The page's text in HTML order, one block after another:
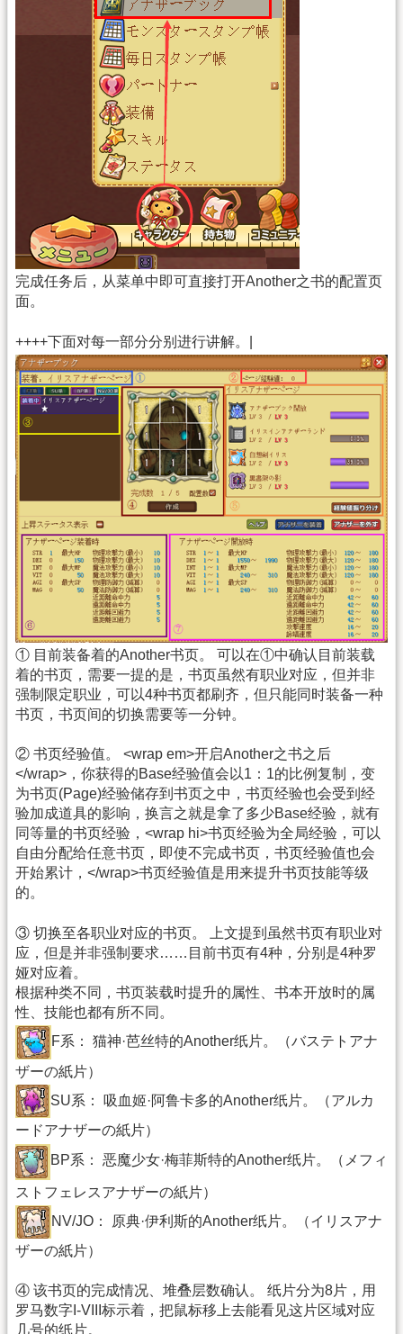
完成任务后，从菜单中即可直接打开Another之书的配置页
面。
++++下面对每一部分分别进行讲解。|
① 目前装备着的Another书页。 可以在①中确认目前装载
着的书页，需要一提的是，书页虽然有职业对应，但并非
强制限定职业，可以4种书页都刷齐，但只能同时装备一种
书页，书页间的切换需要等一分钟。
② 书页经验值。 <wrap em>开启Another之书之后
</wrap>，你获得的Base经验值会以1：1的比例复制，变
为书页(Page)经验储存到书页之中，书页经验也会受到经
验加成道具的影响，换言之就是拿了多少Base经验，就有
同等量的书页经验，<wrap hi>书页经验为全局经验，可以
自由分配给任意书页，即使不完成书页，书页经验值也会
开始累计，</wrap>书页经验值是用来提升书页技能等级
的。
③ 切换至各职业对应的书页。 上文提到虽然书页有职业对
应，但是并非强制要求……目前书页有4种，分别是4种罗
娅对应着。
根据种类不同，书页装载时提升的属性、书本开放时的属
性、技能也都有所不同。
F系： 猫神·芭丝特的Another纸片。（バステトアナ
ザーの紙片）
SU系： 吸血姬·阿鲁卡多的Another纸片。（アルカ
ードアナザーの紙片）
BP系： 恶魔少女·梅菲斯特的Another纸片。（メフィ
ストフェレスアナザーの紙片）
NV/JO： 原典·伊利斯的Another纸片。（イリスアナ
ザーの紙片）
④ 该书页的完成情况、堆叠层数确认。 纸片分为8片，用
罗马数字I-VIII标示着，把鼠标移上去能看见这片区域对应
几号的纸片。